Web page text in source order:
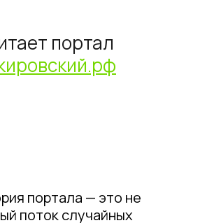
портал
портала — это не
поток случайных